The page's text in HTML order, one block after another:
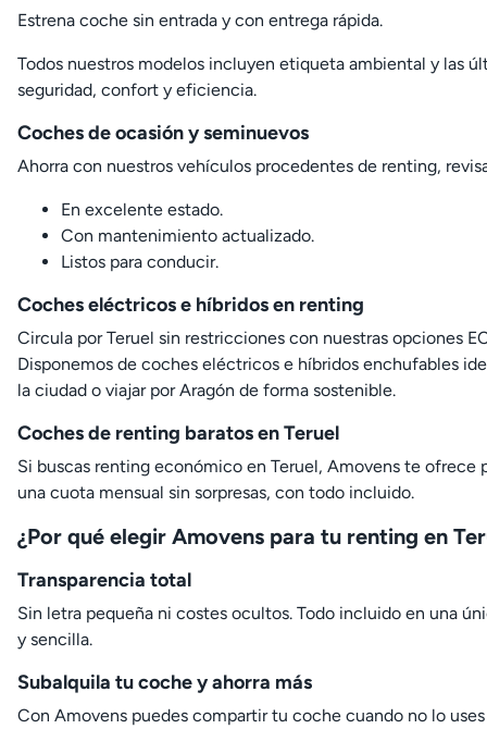
Estrena coche sin entrada y con entrega rápida.
Todos nuestros modelos incluyen etiqueta ambiental y las
seguridad, confort y eficiencia.
Coches de ocasión y seminuevos
Ahorra con nuestros vehículos procedentes de renting,
En excelente estado.
Con mantenimiento actualizado.
Listos para conducir.
Coches eléctricos e híbridos en renting
Circula por Teruel sin restricciones con nuestras opciones
Disponemos de coches eléctricos e híbridos enchufables
la ciudad o viajar por Aragón de forma sostenible.
Coches de renting baratos en Teruel
Si buscas renting económico en Teruel, Amovens te ofrece
una cuota mensual sin sorpresas, con todo incluido.
¿Por qué elegir Amovens para tu renting en
Transparencia total
Sin letra pequeña ni costes ocultos. Todo incluido en una
y sencilla.
Subalquila tu coche y ahorra más
Con Amovens puedes compartir tu coche cuando no lo